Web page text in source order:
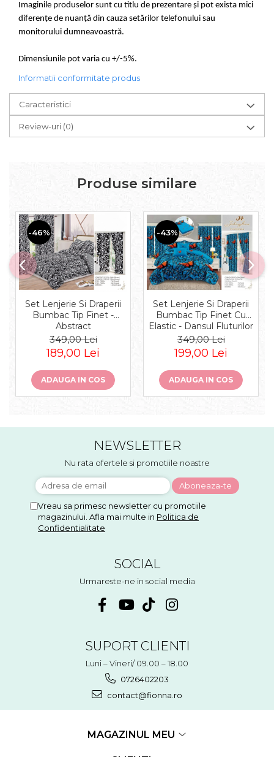
Imaginile produselor sunt cu titlu de prezentare și pot exista mici
diferențe de nuanță din cauza setărilor telefonului sau
monitorului dumneavoastră.
Dimensiunile pot varia cu +/-5%.
Informatii conformitate produs
Caracteristici
Review-uri (0)
Produse similare
-46%
Set Lenjerie Si Draperii
Bumbac Tip Finet -
Abstract
349,00 Lei
189,00 Lei
ADAUGA IN COS
-43%
Set Lenjerie Si Draperii
Bumbac Tip Finet Cu
Elastic - Dansul Fluturilor
349,00 Lei
199,00 Lei
ADAUGA IN COS
NEWSLETTER
Nu rata ofertele si promotiile noastre
Vreau sa primesc newsletter cu promotiile
magazinului. Afla mai multe in Politica de
Confidentialitate
SOCIAL
Urmareste-ne in social media
SUPORT CLIENTI
Luni – Vineri/ 09.00 – 18.00
0726402203
contact@fionna.ro
MAGAZINUL MEU